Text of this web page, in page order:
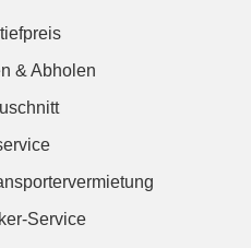
& Abholen
Service